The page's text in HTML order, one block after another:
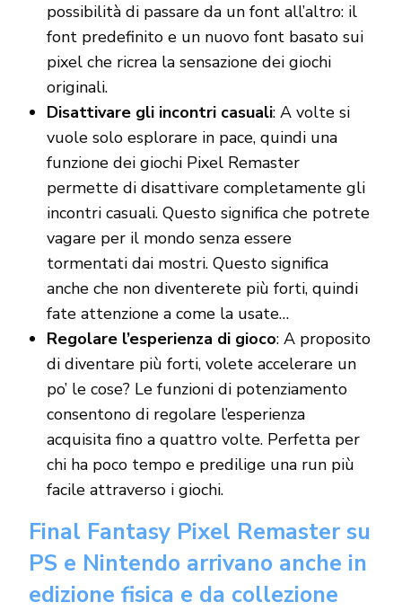
possibilità di passare da un font all’altro: il
font predefinito e un nuovo font basato sui
pixel che ricrea la sensazione dei giochi
originali.
Disattivare gli incontri casuali: A volte si
vuole solo esplorare in pace, quindi una
funzione dei giochi Pixel Remaster
permette di disattivare completamente gli
incontri casuali. Questo significa che potrete
vagare per il mondo senza essere
tormentati dai mostri. Questo significa
anche che non diventerete più forti, quindi
fate attenzione a come la usate…
Regolare l’esperienza di gioco: A proposito
di diventare più forti, volete accelerare un
po’ le cose? Le funzioni di potenziamento
consentono di regolare l’esperienza
acquisita fino a quattro volte. Perfetta per
chi ha poco tempo e predilige una run più
facile attraverso i giochi.
Final Fantasy Pixel Remaster su
PS e Nintendo arrivano anche in
edizione fisica e da collezione